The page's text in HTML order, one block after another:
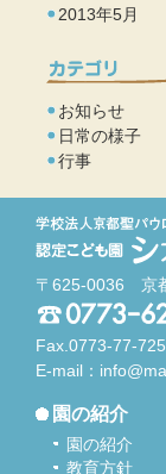
2013年5月
お知らせ
日常の様子
行事
〒625-0036 京
Fax.0773-77-
E-mail：
園の紹介
園の紹介
教育方針